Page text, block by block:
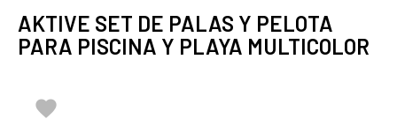
AKTIVE SET DE PALAS Y PELOTA
PARA PISCINA Y PLAYA MULTICOLOR
